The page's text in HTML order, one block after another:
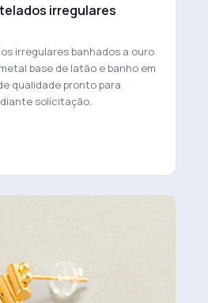
irregulares
irregulares banhados a ouro
base de latão e banho em
qualidade pronto para
solicitação.